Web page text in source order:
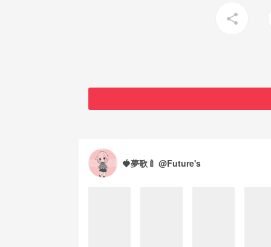
share
🍓夢歌🍼 @Future's